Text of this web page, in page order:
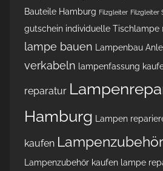
Bauteile Hamburg Filzgleiter Filzgleiter
gutschein individuelle Tischlampe
lampe bauen Lampenbau
verkabeln lampenfassung
reparatur
Hamburg Lampen
kaufen
Lampenzubehör kaufen lampe